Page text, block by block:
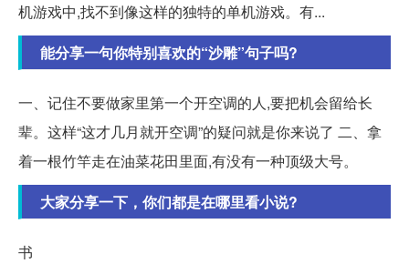
机游戏中,找不到像这样的独特的单机游戏。有...
能分享一句你特别喜欢的“沙雕”句子吗?
一、记住不要做家里第一个开空调的人,要把机会留给长
辈。这样“这才几月就开空调”的疑问就是你来说了 二、拿
着一根竹竿走在油菜花田里面,有没有一种顶级大号。
大家分享一下，你们都是在哪里看小说?
书